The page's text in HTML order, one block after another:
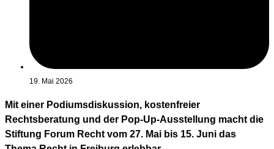
19. Mai 2026
Mit einer Podiumsdiskussion, kostenfreier
Rechtsberatung und der Pop-Up-Ausstellung macht die
Stiftung Forum Recht vom 27. Mai bis 15. Juni das